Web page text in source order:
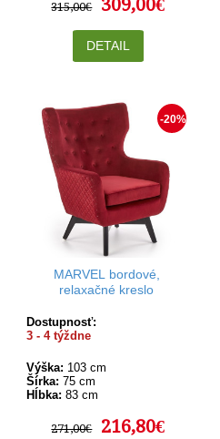
315,00€ 309,00€
DETAIL
-20%
MARVEL bordové,
relaxačné kreslo
Dostupnosť:
3 - 4 týždne
Výška: 103 cm
Šírka: 75 cm
Hĺbka: 83 cm
271,00€ 216,80€